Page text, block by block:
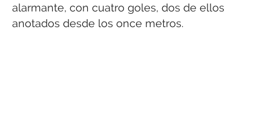
alarmante, con cuatro goles, dos de ellos
anotados desde los once metros.